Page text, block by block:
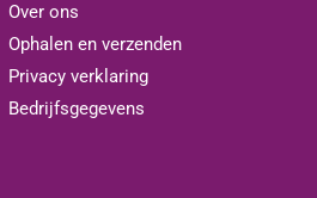
Over ons
Ophalen en verzenden
Privacy verklaring
Bedrijfsgegevens